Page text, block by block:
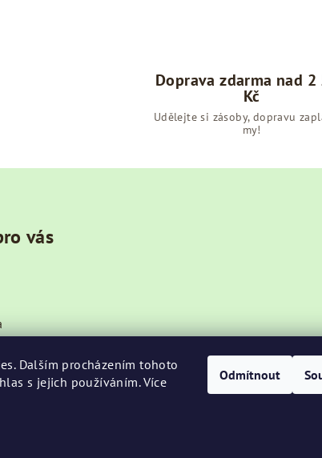
Dalším procházením tohoto
s jejich používáním. Více
Odmítnout
Doprava zdarma nad 2
Kč
Udělejte si zásoby, dopravu
my!
vás
osobních údajů